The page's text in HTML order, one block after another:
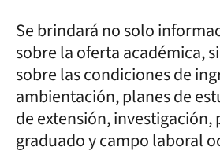
Se brindará no solo
sobre la oferta académica,
sobre las condiciones de
ambientación, planes de
de extensión, investigación,
graduado y campo laboral